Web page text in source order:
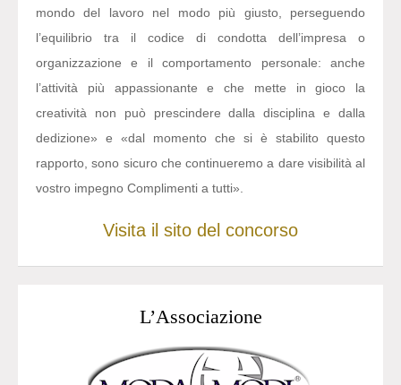
mondo del lavoro nel modo più giusto, perseguendo
l’equilibrio tra il codice di condotta dell’impresa o
organizzazione e il comportamento personale: anche
l’attività più appassionante e che mette in gioco la
creatività non può prescindere dalla disciplina e dalla
dedizione» e «dal momento che si è stabilito questo
rapporto, sono sicuro che continueremo a dare visibilità al
vostro impegno Complimenti a tutti».
Visita il sito del concorso
L’Associazione